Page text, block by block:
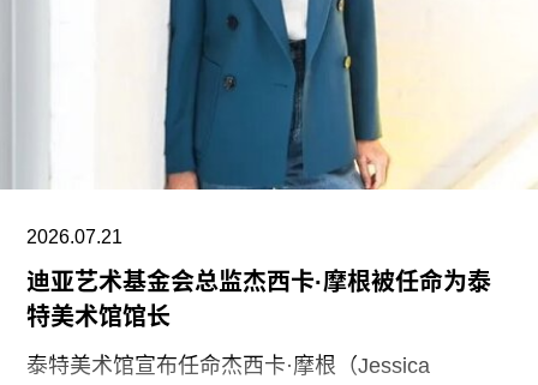
黄仁勋在一份声明中表示，此次捐赠旨在培养新一
代创作者，进一步巩固旧金山作为创新与创意之都
的文化基础。“技术拓展了我们能够创造什么，而艺
术与设计决定了我们为何创造。二者共同塑造了文
成为全球市值最高的企业之一，也是全球人工智能
浪潮中的核心企业。此次向范德堡大学新校区捐赠
的同时，
2026.07.21
迪亚艺术基金会总监杰西卡·摩根被任命为泰
特美术馆馆长
泰特美术馆宣布任命杰西卡·摩根（Jessica